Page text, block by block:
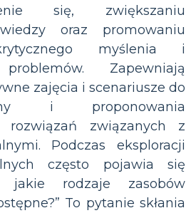
się, zwiększaniu
oraz promowaniu
myślenia i
Zapewniają
zajęcia i scenariusze do
i proponowania
rozwiązań związanych z
Podczas eksploracji
często pojawia się
rodzaje zasobów
To pytanie skłania